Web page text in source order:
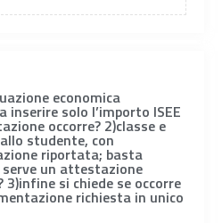
economica
inserire solo l’importo ISEE
occorre? 2)classe e
studente, con
riportata; basta
un attestazione
si chiede se occorre
richiesta in unico